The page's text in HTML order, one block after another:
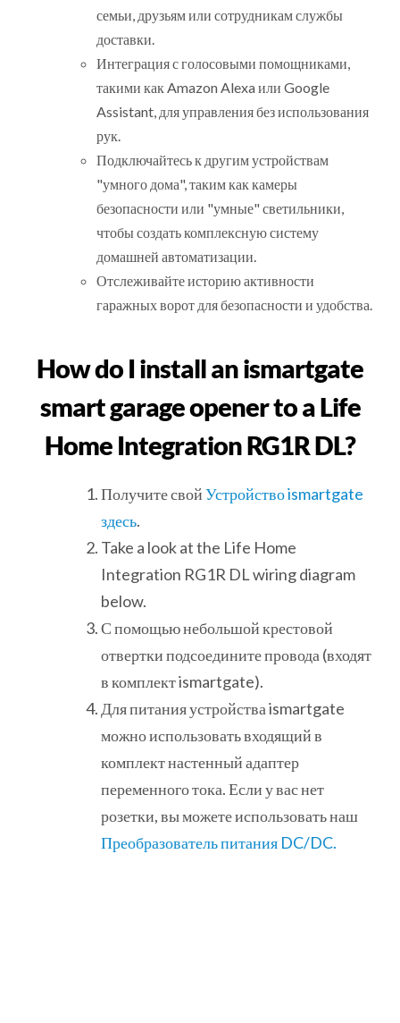
семьи, друзьям или сотрудникам службы
доставки.
Интеграция с голосовыми помощниками,
такими как Amazon Alexa или Google
Assistant, для управления без использования
рук.
Подключайтесь к другим устройствам
"умного дома", таким как камеры
безопасности или "умные" светильники,
чтобы создать комплексную систему
домашней автоматизации.
Отслеживайте историю активности
гаражных ворот для безопасности и удобства.
How do I install an ismartgate
smart garage opener to a Life
Home Integration RG1R DL?
Получите свойУстройство ismartgate
здесь.
Take a look at the Life Home
Integration RG1R DL wiring diagram
below.
С помощью небольшой крестовой
отвертки подсоедините провода (входят
в комплект ismartgate).
Для питания устройства ismartgate
можно использовать входящий в
комплект настенный адаптер
переменного тока. Если у вас нет
розетки, вы можете использовать наш
Преобразователь питания DC/DC.